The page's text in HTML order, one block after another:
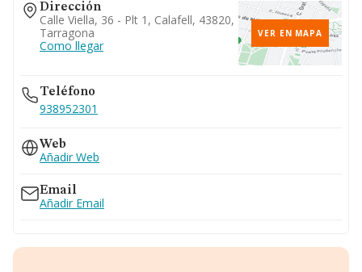
Dirección
Calle Viella, 36 - Plt 1, Calafell, 43820,
Tarragona
Como llegar
VER EN MAPA
Teléfono
938952301
Web
Añadir Web
Email
Añadir Email